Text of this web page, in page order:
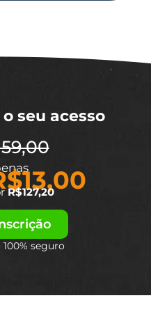
seu acesso
R$127,20
seguro